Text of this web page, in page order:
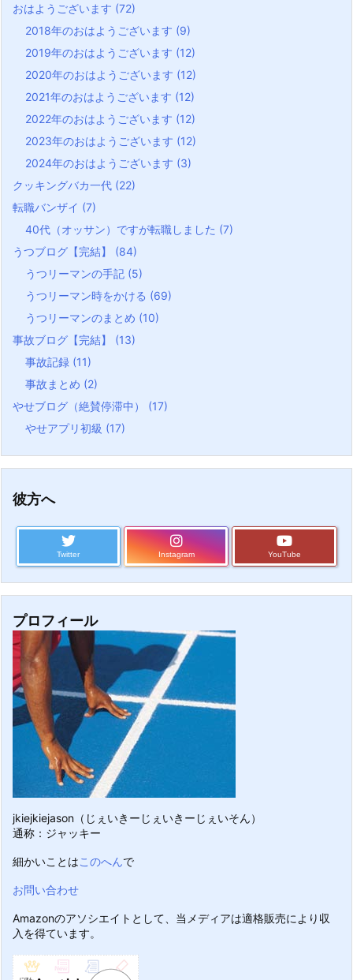
おはようございます (72)
2018年のおはようございます (9)
2019年のおはようございます (12)
2020年のおはようございます (12)
2021年のおはようございます (12)
2022年のおはようございます (12)
2023年のおはようございます (12)
2024年のおはようございます (3)
クッキングバカ一代 (22)
転職バンザイ (7)
40代（オッサン）ですが転職しました (7)
うつブログ【完結】 (84)
うつリーマンの手記 (5)
うつリーマン時をかける (69)
うつリーマンのまとめ (10)
事故ブログ【完結】 (13)
事故記録 (11)
事故まとめ (2)
やせブログ（絶賛停滞中） (17)
やせアプリ初級 (17)
彼方へ
Twitter Instagram YouTube
プロフィール
jkiejkiejason（じぇいきーじぇいきーじぇいそん）
通称：ジャッキー
細かいことはこのへんで
お問い合わせ
Amazonのアソシエイトとして、当メディアは適格販売により収
入を得ています。